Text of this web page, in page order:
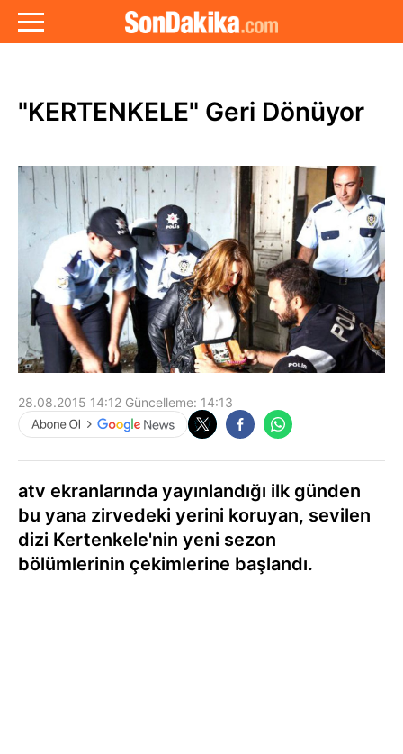
"KERTENKELE" Geri Dönüyor
28.08.2015 14:12 Güncelleme: 14:13
atv ekranlarında yayınlandığı ilk günden
bu yana zirvedeki yerini koruyan, sevilen
dizi Kertenkele'nin yeni sezon
bölümlerinin çekimlerine başlandı.